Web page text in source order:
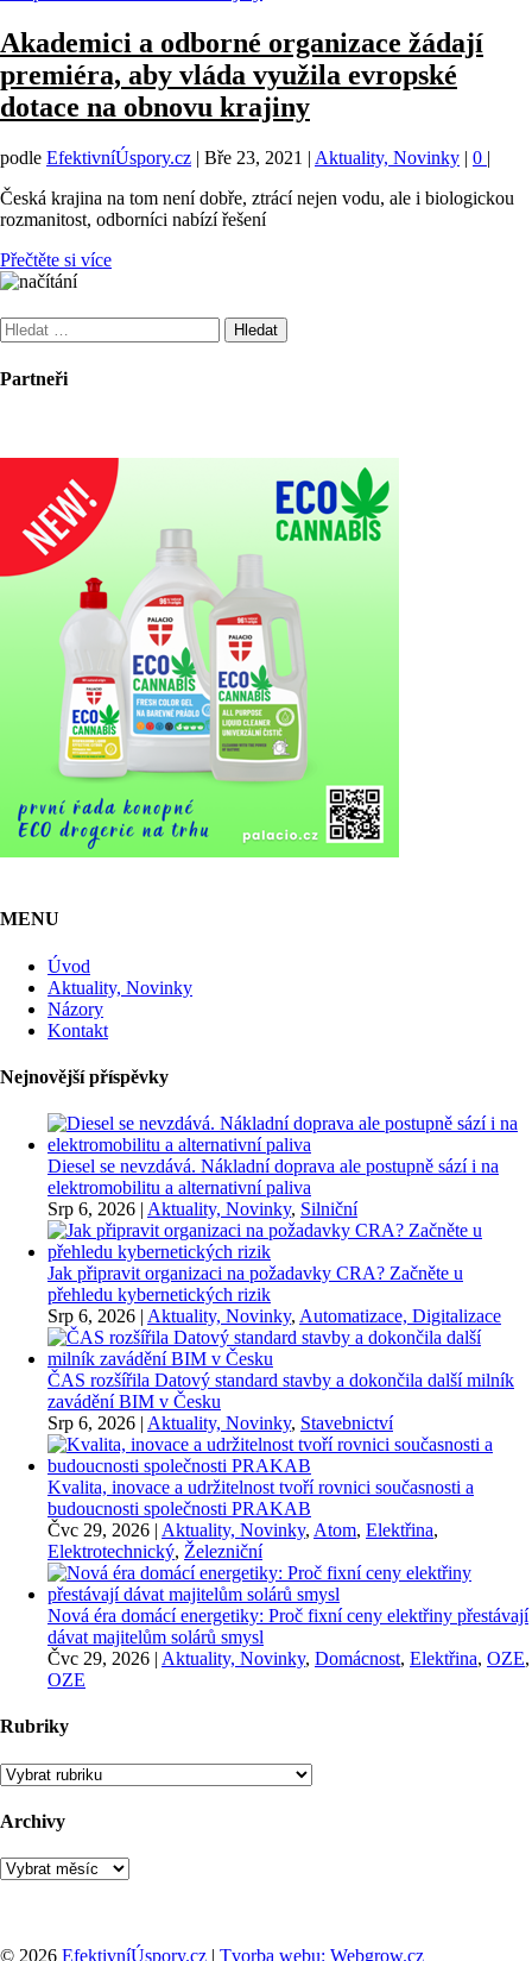
Akademici a odborné organizace žádají
premiéra, aby vláda využila evropské
dotace na obnovu krajiny
podle EfektivníÚspory.cz | Bře 23, 2021 | Aktuality, Novinky | 0 |
Česká krajina na tom není dobře, ztrácí nejen vodu, ale i biologickou
rozmanitost, odborníci nabízí řešení
Přečtěte si více
Vyhledávání
Partneři
MENU
Úvod
Aktuality, Novinky
Názory
Kontakt
Nejnovější příspěvky
Diesel se nevzdává. Nákladní doprava ale postupně sází i na
elektromobilitu a alternativní paliva
Srp 6, 2026 | Aktuality, Novinky, Silniční
Jak připravit organizaci na požadavky CRA? Začněte u
přehledu kybernetických rizik
Srp 6, 2026 | Aktuality, Novinky, Automatizace, Digitalizace
ČAS rozšířila Datový standard stavby a dokončila další milník
zavádění BIM v Česku
Srp 6, 2026 | Aktuality, Novinky, Stavebnictví
Kvalita, inovace a udržitelnost tvoří rovnici současnosti a
budoucnosti společnosti PRAKAB
Čvc 29, 2026 | Aktuality, Novinky, Atom, Elektřina,
Elektrotechnický, Železniční
Nová éra domácí energetiky: Proč fixní ceny elektřiny přestávají
dávat majitelům solárů smysl
Čvc 29, 2026 | Aktuality, Novinky, Domácnost, Elektřina, OZE,
OZE
Rubriky
Rubriky
Archivy
Archivy
© 2026 EfektivníÚspory.cz | Tvorba webu: Webgrow.cz